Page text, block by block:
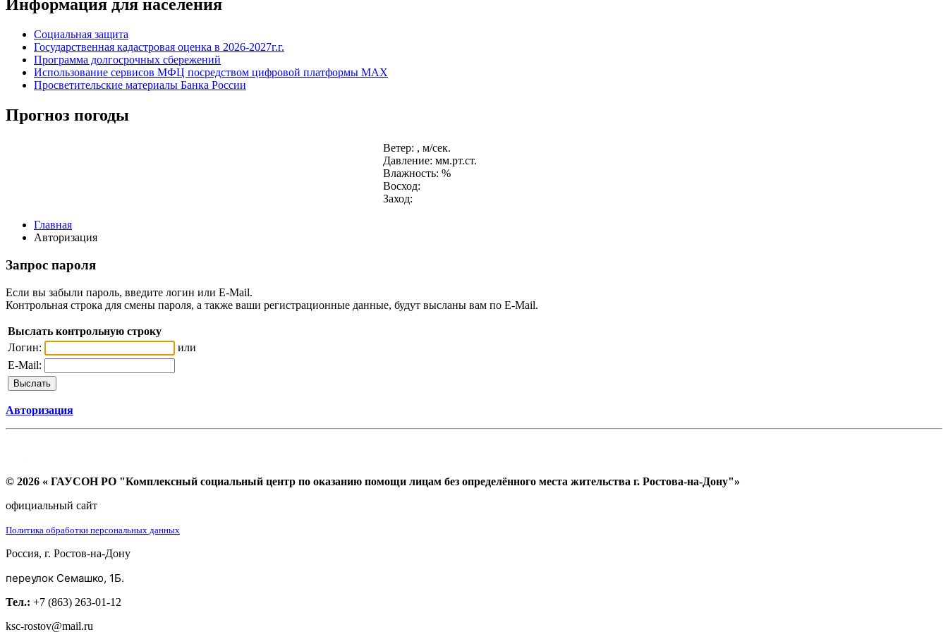
Информация для населения
Социальная защита
Государственная кадастровая оценка в 2026-2027г.г.
Программа долгосрочных сбережений
Использование сервисов МФЦ посредством цифровой платформы MAX
Просветительские материалы Банка России
Прогноз погоды
Ветер: , м/сек.
Давление: мм.рт.ст.
Влажность: %
Восход:
Заход:
Главная
Авторизация
Запрос пароля
Если вы забыли пароль, введите логин или E-Mail.
Контрольная строка для смены пароля, а также ваши регистрационные данные, будут высланы вам по E-Mail.
Выслать контрольную строку
Логин:
или
E-Mail:
Авторизация
© 2026 « ГАУСОН РО "Комплексный социальный центр по оказанию помощи лицам без определённого места жительства г. Ростова-на-Дону"»
официальный сайт
Политика обработки персональных данных
Россия, г. Ростов-на-Дону
переулок Семашко, 1Б.
Тел.: +7 (863) 263-01-12
ksc-rostov@mail.ru